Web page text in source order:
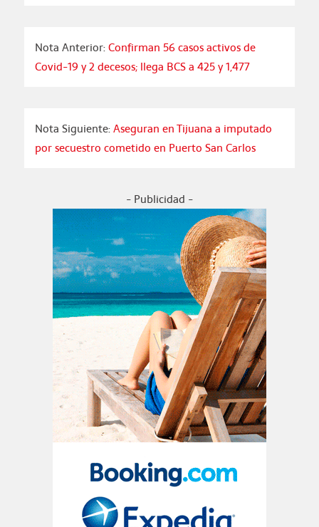
Nota Anterior:Confirman 56 casos activos de
Covid-19 y 2 decesos; llega BCS a 425 y 1,477
Nota Siguiente:Aseguran en Tijuana a imputado
por secuestro cometido en Puerto San Carlos
- Publicidad -